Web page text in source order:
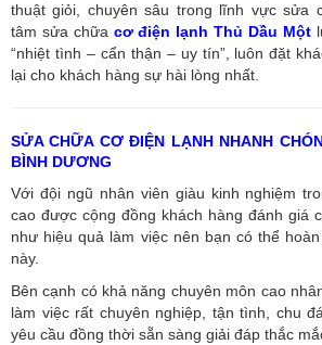
thuật giỏi, chuyên sâu trong lĩnh vực sửa
tâm sửa chữa cơ điện lạnh Thủ Dầu Một
“nhiệt tình – cẩn thận – uy tín”, luôn đặt
lại cho khách hàng sự hài lòng nhất.
SỬA CHỮA CƠ ĐIỆN LẠNH NHANH
BÌNH DƯƠNG
Với đội ngũ nhân viên giàu kinh nghiệm
cao được cộng đồng khách hàng đánh giá
như hiệu quả làm việc nên bạn có thể
này.
Bên cạnh có khả năng chuyên môn cao
làm việc rất chuyên nghiệp, tận tình, chu
yêu cầu đồng thời sẵn sàng giải đáp thắc